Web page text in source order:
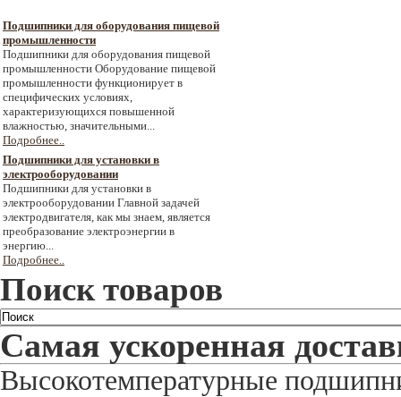
Подшипники для оборудования пищевой
промышленности
Подшипники для оборудования пищевой
промышленности Оборудование пищевой
промышленности функционирует в
специфических условиях,
характеризующихся повышенной
влажностью, значительными...
Подробнее..
Подшипники для установки в
электрооборудовании
Подшипники для установки в
электрооборудовании Главной задачей
электродвигателя, как мы знаем, является
преобразование электроэнергии в
энергию...
Подробнее..
Поиск товаров
Самая ускоренная
Высокотемпературные